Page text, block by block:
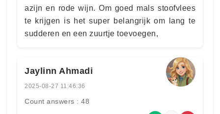
azijn en rode wijn. Om goed mals stoofvlees
te krijgen is het super belangrijk om lang te
sudderen en een zuurtje toevoegen,
Jaylinn Ahmadi
2025-08-27 11:46:36
Count answers : 48